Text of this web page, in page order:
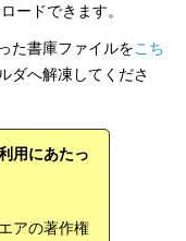
ードできます。
た書庫ファイルをこち
ダへ解凍してくださ
用にあたっ
アの著作権